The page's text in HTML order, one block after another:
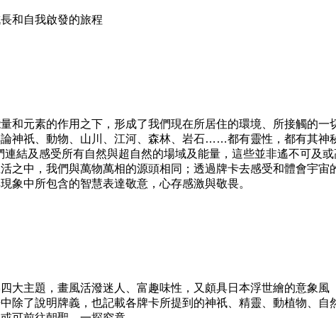
和自我啟發的旅程
和元素的作用之下，形成了我們現在所居住的環境、所接觸的一
神祇、動物、山川、江河、森林、岩石……都有靈性，都有其神
結及感受所有自然與超自然的場域及能量，這些並非遙不可及或
之中，我們與萬物萬相的源頭相同；透過牌卡去感受和體會宇宙
象中所包含的智慧表達敬意，心存感激與敬畏。
大主題，畫風活潑迷人、富趣味性，又頗具日本浮世繪的意象風
除了說明牌義，也記載各牌卡所提到的神祇、精靈、動植物、自